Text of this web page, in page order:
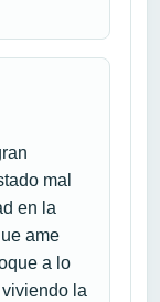
mal
en la
ame
a lo
la